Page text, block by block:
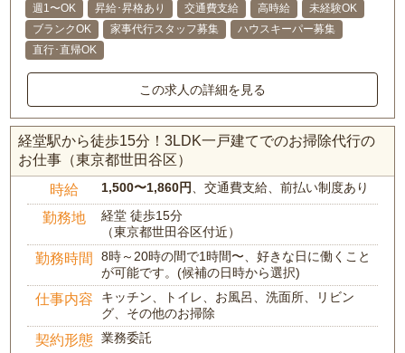
週1〜OK
昇給･昇格あり 交通費支給 高時給
未経験OK
ブランクOK
家事代行スタッフ募集
ハウスキーパー募集
直行･直帰OK
この求人の詳細を見る
経堂駅から徒歩15分！3LDK一戸建てでのお掃除代行の
お仕事（東京都世田谷区）
時給 1,500〜1,860円 、交通費支給、前払い制度あり
勤務地
経堂 徒歩15分
（東京都世田谷区付近）
勤務時間
8時～20時の間で1時間〜、好きな日に働くこと
が可能です。(候補の日時から選択)
仕事内容
キッチン、トイレ、お風呂、洗面所、リビン
グ、その他のお掃除
契約形態 業務委託